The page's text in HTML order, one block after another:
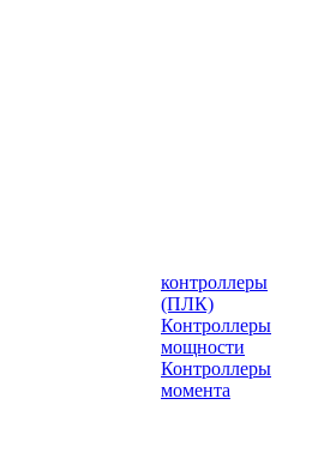
контроллеры
(ПЛК)
Контроллеры
мощности
Контроллеры
момента